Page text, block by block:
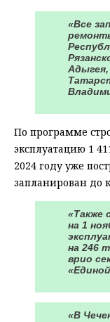
«Все
По программе
эксплуатацию 1
2024 году уже
запланирован до
«Также
на 1
на 246
врио
«В